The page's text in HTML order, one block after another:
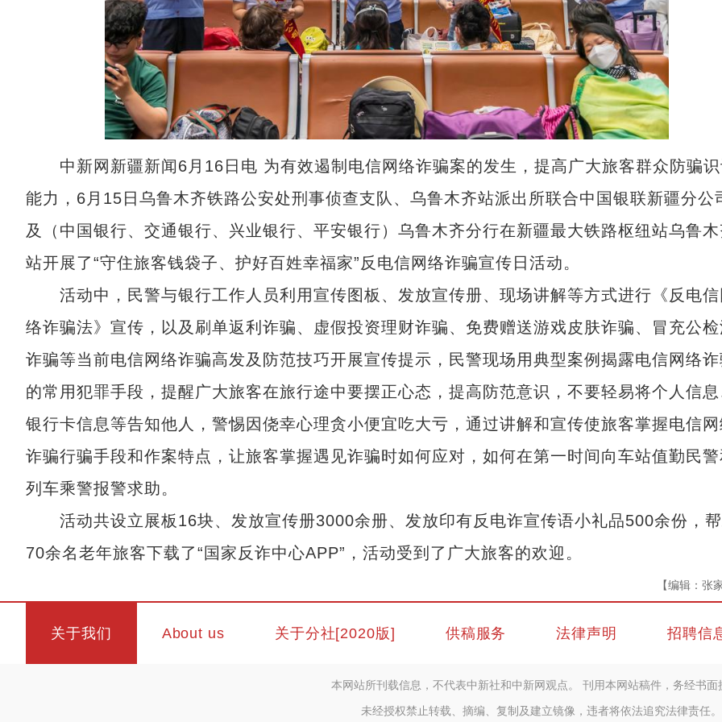
中新网新疆新闻6月16日电 为有效遏制电信网络诈骗案的发生，提高广大旅客群众防骗
能力，6月15日乌鲁木齐铁路公安处刑事侦查支队、乌鲁木齐站派出所联合中国银联新疆分公
及（中国银行、交通银行、兴业银行、平安银行）乌鲁木齐分行在新疆最大铁路枢纽站乌鲁木
站开展了“守住旅客钱袋子、护好百姓幸福家”反电信网络诈骗宣传日活动。
活动中，民警与银行工作人员利用宣传图板、发放宣传册、现场讲解等方式进行《反电信
络诈骗法》宣传，以及刷单返利诈骗、虚假投资理财诈骗、免费赠送游戏皮肤诈骗、冒充公检
诈骗等当前电信网络诈骗高发及防范技巧开展宣传提示，民警现场用典型案例揭露电信网络诈
的常用犯罪手段，提醒广大旅客在旅行途中要摆正心态，提高防范意识，不要轻易将个人信息
银行卡信息等告知他人，警惕因侥幸心理贪小便宜吃大亏，通过讲解和宣传使旅客掌握电信网
诈骗行骗手段和作案特点，让旅客掌握遇见诈骗时如何应对，如何在第一时间向车站值勤民警
列车乘警报警求助。
活动共设立展板16块、发放宣传册3000余册、发放印有反电诈宣传语小礼品500余份，
70余名老年旅客下载了“国家反诈中心APP”，活动受到了广大旅客的欢迎。
【编辑：张
关于我们 About us 关于分社[2020版] 供稿服务 法律声明 招聘信
本网站所刊载信息，不代表中新社和中新网观点。 刊用本网站稿件，务经书面
未经授权禁止转载、摘编、复制及建立镜像，违者将依法追究法律责任。